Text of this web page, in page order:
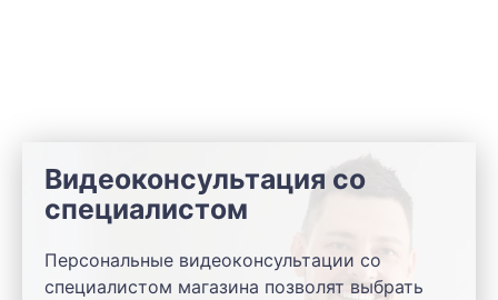
Видеоконсультация со
специалистом
Персональные видеоконсультации со
специалистом магазина позволят выбрать